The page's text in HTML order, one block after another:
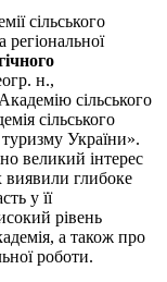
сільського
регіональної
н.,
сільського
сільського
України».
великий інтерес
виявили глибоке
у її
рівень
а також про
роботи.